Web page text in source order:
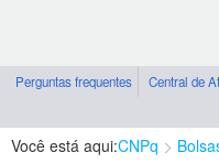
Perguntas frequentes Central de
Você está aqui:CNPq